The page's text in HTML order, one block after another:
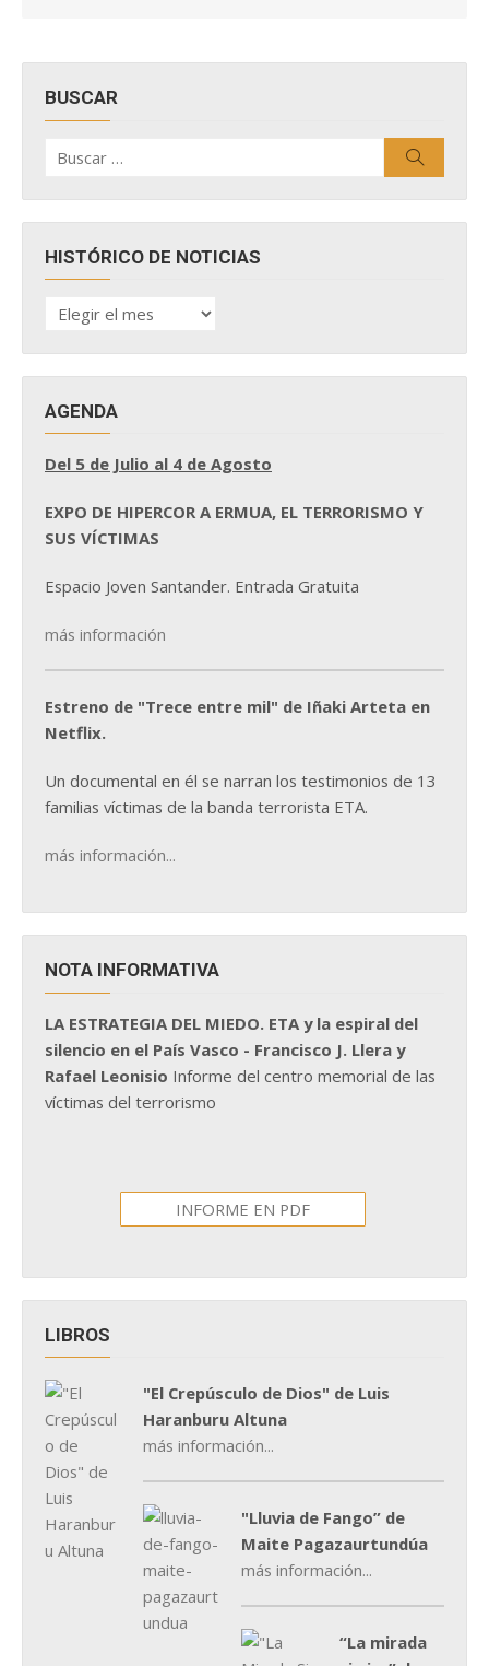
BUSCAR
por:
HISTÓRICO DE NOTICIAS
HISTÓRICO
DE
AGENDA
Del 5 de Julio al 4 de Agosto
EXPO DE HIPERCOR A ERMUA, EL TERRORISMO Y
SUS VÍCTIMAS
Espacio Joven Santander. Entrada Gratuita
más información
Estreno de "Trece entre mil" de Iñaki Arteta en
Netflix.
Un documental en él se narran los testimonios de 13
familias víctimas de la banda terrorista ETA.
más información...
NOTA INFORMATIVA
LA ESTRATEGIA DEL MIEDO. ETA y la espiral del
silencio en el País Vasco - Francisco J. Llera y
Rafael Leonisio Informe del centro memorial de las
víctimas del terrorismo
INFORME EN PDF
LIBROS
"El Crepúsculo de Dios" de Luis
Haranburu Altuna
más información...
"Lluvia de Fango” de
Maite Pagazaurtundúa
más información...
“La mirada